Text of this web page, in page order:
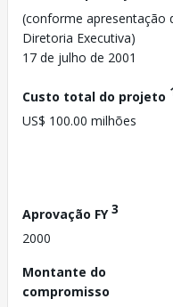
(conforme apresentação
Diretoria Executiva)
17 de julho de 2001
Custo total do projeto
US$ 100.00 milhões
Aprovação FY3
2000
Montante do
compromisso